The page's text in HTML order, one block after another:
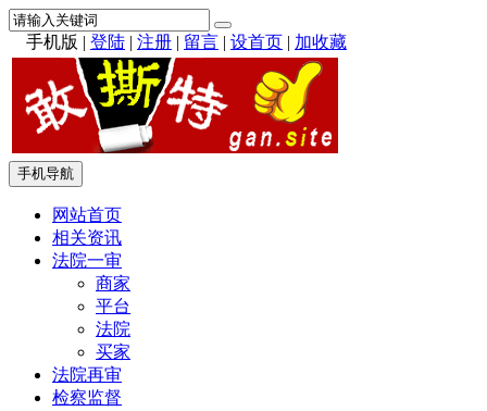
手机版 | 登陆 | 注册 | 留言 | 设首页 | 加收藏
手机导航
网站首页
相关资讯
法院一审
商家
平台
法院
买家
法院再审
检察监督